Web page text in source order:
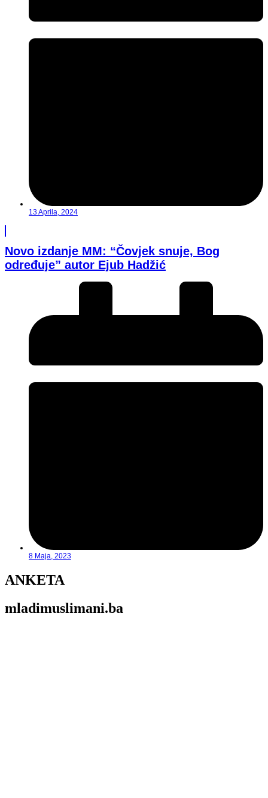
13 Aprila, 2024
Novo izdanje MM: “Čovjek snuje, Bog
određuje” autor Ejub Hadžić
8 Maja, 2023
ANKETA
mladimuslimani.ba